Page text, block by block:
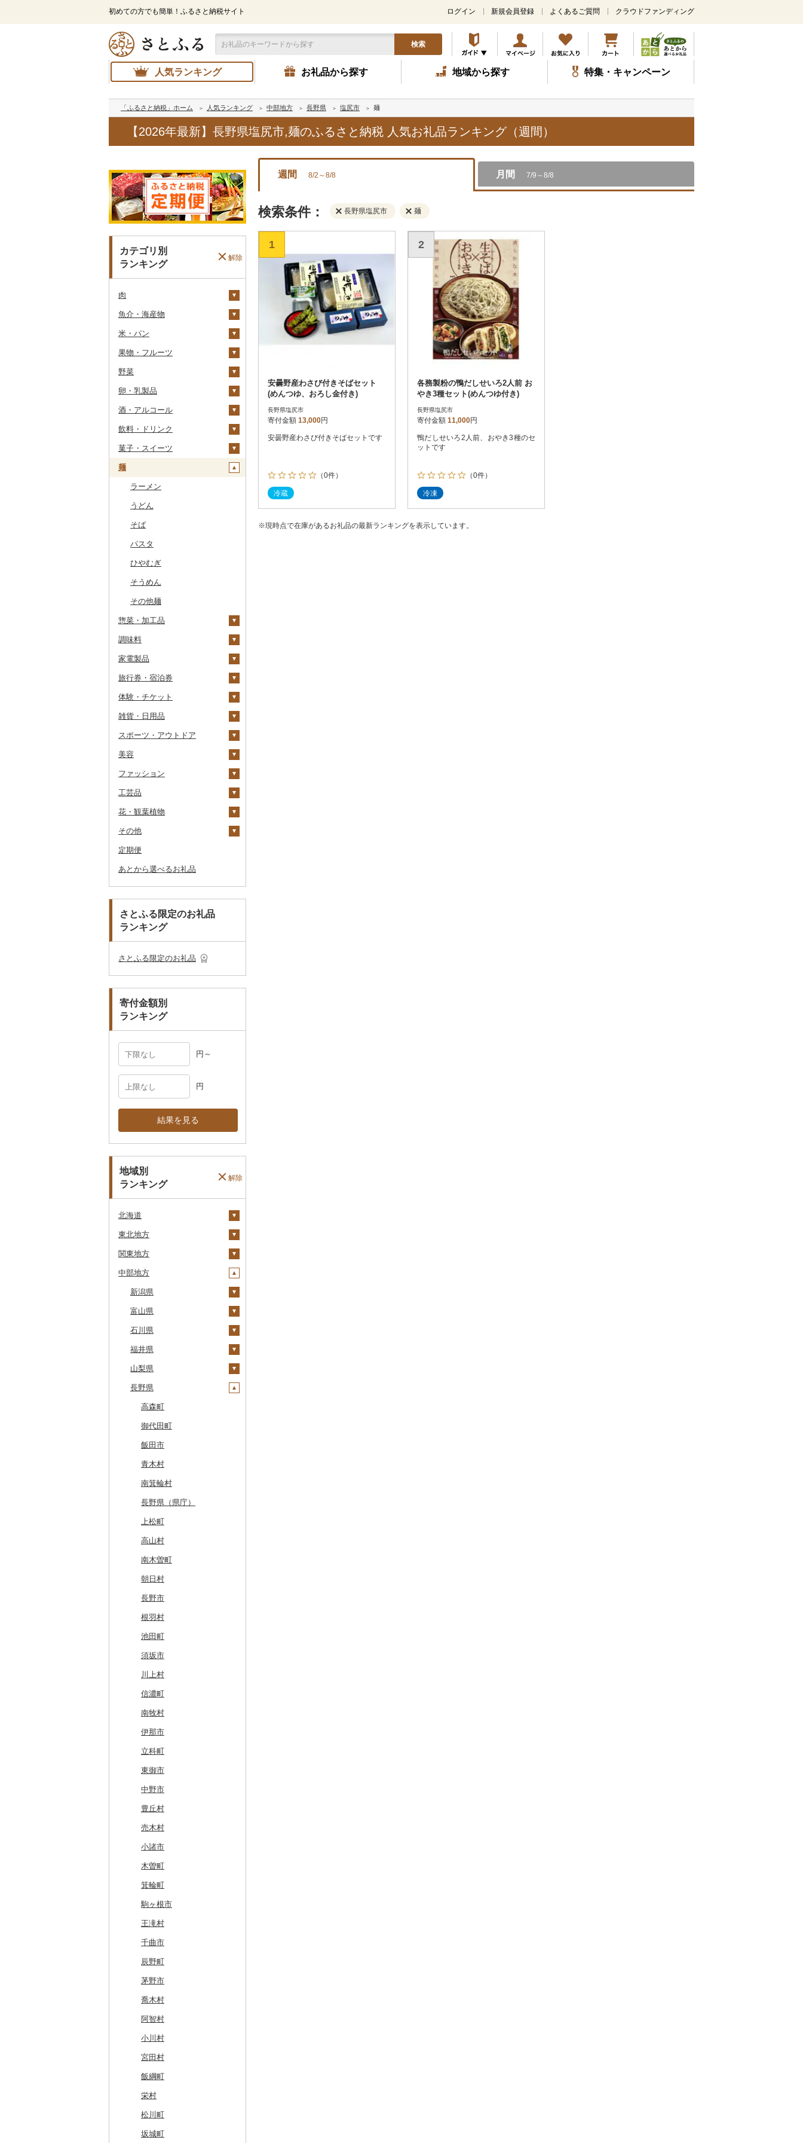
初めての方でも簡単！ふるさと納税サイト
メ
ン
コ
ン
テ
ツ
ッ
プ
ログイン 新規会員登録 よくあるご質問 クラウドファンディング
検索
人気ランキング お礼品から探す 地域から探す 特集・キャンペーン
「ふるさと納税」ホーム 人気ランキング 中部地方 長野県 塩尻市 麺
【2026年最新】長野県塩尻市,麺のふるさと納税 人気お礼品ランキング（週間）
カテゴリ別
ランキング
解除
肉
牛肉（精肉）
ステーキ
すき焼き
焼肉
牛タン
和牛
黒毛和牛
仙台牛
米沢牛
山形牛
常陸牛
上州牛
飛騨牛
近江牛
神戸牛・神戸ビーフ
但馬牛
土佐あかうし
佐賀牛
長崎和牛
あか牛
宮崎牛
牛肉（加工品）
ハンバーグ
ローストビーフ
ビーフジャーキー
その他牛肉（加工品）
豚肉（精肉）
すき焼き
しゃぶしゃぶ
焼肉
アグー豚
豚肉（加工品）
ハンバーグ
もつ鍋
ハム
ソーセージ・ウインナ
ー
ベーコン・サラミ
鶏肉
鶏肉（精肉）
ハム・ソーセージ
唐揚げ
水炊き
地鶏
赤鶏さつま
その他鶏肉
鹿肉
馬肉
羊肉・ラム肉（ジンギス
カン）
鴨肉
魚介・海産物
カニ
ズワイガニ
毛ガニ
かにしゃぶ
その他カニ
エビ
ボタンエビ
伊勢海老
その他エビ
いくら
うに
明太子・たらこ
明太子
たらこ
その他魚卵
数の子
キャビア
その他魚卵
貝
鮑（アワビ）
牡蠣（カキ）
あさり
しじみ
サザエ
はまぐり
その他貝
鮮魚
鮭・サーモン
マグロ
イワシ
カツオ
金目鯛
クエ
くじら
サバ
さんま
鯛
のどぐろ
ふぐ
ブリ
その他鮮魚
イカ・タコ
イカ
タコ
海苔・海藻
海苔
わかめ
ひじき
その他海苔・海藻
干物
ししゃも
その他干物
その他魚介・加工品
しらす・ちりめん
かまぼこ・練り製品
その他魚介・加工品
米・パン
米
無洗米
玄米
金芽米
ゆめぴりか
コシヒカリ
はえぬき
さがびより
あきたこまち
ひとめぼれ
ミルキークィーン
ななつぼし
その他米
雑穀
餅
その他穀物加工品
パン
果物・フルーツ
ぶどう・マスカット
巨峰
ナガノパープル
ピオーネ
デラウェア
その他ぶどう・マスカ
いちご
りんご
もも
メロン
梨
和梨
洋梨・ラフランス
マンゴー
みかん・柑橘
みかん
レモン
不知火・デコポン
せとか
文旦
まどんな
ポンカン
その他柑橘
すいか
キウイ
柿（カキ）
ドライフルーツ
干し柿
干し芋
その他ドライフルーツ
その他果物
びわ
ブルーベリー
パイナップル
栗
その他果物
野菜
いも
じゃがいも
さつまいも
その他いも
トマト
フルーツトマト
ミニトマト
玉ねぎ
ねぎ
根菜
人参
大根
自然薯
レンコン
にんにく・生姜
その他根菜
アスパラガス
豆
きのこ
しいたけ
松茸
その他きのこ
その他野菜
山菜
かぼちゃ
茄子
レタス
その他野菜
卵・乳製品
卵
チーズ
ヨーグルト
バター
その他乳製品
酒・アルコール
ビール・発泡酒
ビール
地ビール・クラフトビ
日本酒
純米吟醸
大吟醸
吟醸
その他日本酒
芋焼酎
麦焼酎
米焼酎
黒糖焼酎
その他焼酎
梅酒
泡盛
ワイン
白ワイン
赤ワイン
シャンパン・スパーク
ウイスキー
リキュール・洋酒
甘酒
ノンアルコール
その他酒
飲料・ドリンク
水・ミネラルウォーター
飲料
コーヒー豆
粉
ドリップ
茶
飲料
茶葉・ティーバッグ
静岡茶
足柄茶
知覧茶
八女茶
その他茶
果汁飲料
りんごジュース
みかんジュース（オレ
紅茶
飲料
茶葉・ティーバッグ
その他飲料・ジュース
野菜ジュース
炭酸飲料
豆乳
その他飲料・ジュース
菓子・スイーツ
クッキー
焼き菓子
プリン
ゼリー
チョコレート
カステラ
アイス・ジェラート
その他洋菓子
煎餅・おかき
羊羹
饅頭
大福
その他和菓子
麺
ラーメン
うどん
そば
パスタ
ひやむぎ
そうめん
その他麺
惣菜・加工品
惣菜
餃子
シュウマイ
コロッケ
その他惣菜
カレー・シチュー
カレー
シチュー
鍋
肉
魚
その他鍋
ピザ
レトルト
スープ
豆腐・納豆
豆腐
漬物
キムチ
その他漬物
缶詰・瓶詰
肉
魚
ジャム
その他缶詰・瓶詰
乾物
燻製（スモーク）
おせち
その他加工品
調味料
砂糖
塩
醤油
味噌
酢
だし
食用油
オリーブオイル
ごま油
はちみつ
ドレッシング
その他調味料
ケチャップ
こしょう
その他調味料
家電製品
季節・空調家電
キッチン家電
照明器具
パソコン・周辺機器
TV・オーディオ・カメラ
美容・健康家電
カー用品
時計
その他家電
旅行券・宿泊券
旅行券
JTBふるさと旅行クー
その他旅行券
宿泊券
体験・チケット
PayPay商品券
食事券
温泉・サウナ・スパ利用
券
GDOふるさとゴルフ
プレークーポン
その他のゴルフプレー
花火大会チケット
カタログギフト
雑貨・日用品
家具・インテリア
机・テーブル
その他家具・インテリ
寝具
布団
毛布
タオルケット
タオル
その他タオル
文房具・印鑑
ボールペン
ノート・ファイル
その他文房具
食器
グラス・カップ
箸
スプーン・フォーク・
ナイフ
皿・椀
その他食器
キッチン用品
フライパン
鍋
まな板
土鍋
日用品
洗剤
トイレットペーパー
ティッシュ
その他日用品
楽器・器材
本・CD・DVD
おもちゃ・ぬいぐるみ
ご当地キャラクター
ペット用品
その他雑貨
スポーツ・アウトドア
ゴルフ
ゴルフボール
ゴルフウェア
その他ゴルフ
釣り
サイクリング
アウトドア・キャンプ
その他スポーツ
その他スポーツ
美容
スキンケア
洗顔
その他スキンケア
シャンプー・リンス
石鹸・ボディーソープ
入浴剤
アロマ
プロテイン
その他美容
ファッション
鞄・バッグ
トートバッグ・ショル
ツケース
その他鞄・バッグ
洋服
女性・レディース
子供・ベビー
その他洋服
和服
靴・履物
靴・シューズ
スリッパ・下駄・草履
その他靴・履物
アクセサリー
ペンダント・ネックレ
ス
ピアス・イヤリング
その他アクセサリー
その他服飾小物
ショール・ストール
マフラー・手袋
工芸品
織物
本場奄美大島紬
陶器・漆器
唐津焼
備前焼
美濃焼
村上木彫堆朱
その他装飾品・工芸品
数珠
工芸品
播州そろばん
美濃和紙
花・観葉植物
観葉植物・苗木
花
胡蝶蘭
造花・プリザーブドフ
ラワー
その他花
盆栽・その他
その他
地域サービス
その他
定期便
あとから選べるお礼品
さとふる限定のお礼品
ランキング
さとふる限定のお礼品
寄付金額別
ランキング
円～
円
結果を見る
地域別
ランキング
解除
北海道
安平町
八雲町
鹿部町
江差町
白老町
せたな町
旭川市
森町
稚内市
標津町
清里町
北斗市
留萌市
白糠町
釧路町
名寄市
美唄市
厚岸町
南富良野町
上富良野町
和寒町
紋別市
乙部町
根室市
三笠市
東川町
厚真町
奥尻町
網走市
浦河町
広尾町
中札内村
滝川市
比布町
鶴居村
釧路市
苫前町
当別町
占冠村
上士幌町
平取町
七飯町
北見市
登別市
訓子府町
室蘭市
士幌町
倶知安町
東北地方
青森県
十和田市
大鰐町
南部町
五戸町
藤崎町
六ヶ所村
東北町
三戸町
東通村
黒石市
おいらせ町
鶴田町
階上町
深浦町
青森市
田子町
新郷村
横浜町
野辺地町
佐井村
六戸町
五所川原市
平川市
蓬田村
中泊町
外ヶ浜町
つがる市
弘前市
鰺ヶ沢町
むつ市
田舎館村
青森県（県庁）
三沢市
西目屋村
岩手県
宮古市
軽米町
岩手町
矢巾町
釜石市
野田村
普代村
一戸町
陸前高田市
紫波町
滝沢市
住田町
葛巻町
花巻市
岩泉町
田野畑村
盛岡市
遠野市
奥州市
雫石町
岩手県（県庁）
一関市
久慈市
西和賀町
北上市
平泉町
洋野町
大船渡市
山田町
大槌町
宮城県
柴田町
色麻町
丸森町
大衡村
加美町
利府町
白石市
登米市
山元町
名取市
川崎町
村田町
栗原市
富谷市
岩沼市
七ヶ宿町
大崎市
塩竈市
石巻市
多賀城市
宮城県（県庁）
亘理町
蔵王町
女川町
気仙沼市
美里町
松島町
大和町
大郷町
南三陸町
仙台市
大河原町
角田市
涌谷町
東松島市
秋田県
大潟村
横手市
能代市
小坂町
仙北市
井川町
潟上市
三種町
藤里町
湯沢市
大館市
由利本荘市
にかほ市
羽後町
秋田県（県庁）
秋田市
男鹿市
美郷町
東成瀬村
五城目町
北秋田市
八峰町
鹿角市
大仙市
八郎潟町
山形県
村山市
尾花沢市
上山市
河北町
酒田市
新庄市
長井市
小国町
南陽市
中山町
庄内町
大石田町
川西町
鶴岡市
山形県（県庁）
金山町
東根市
飯豊町
鮭川村
大蔵村
山辺町
戸沢村
舟形町
最上町
真室川町
寒河江市
西川町
高畠町
山形市
三川町
大江町
米沢市
福島県
天栄村
広野町
鏡石町
須賀川市
小野町
棚倉町
古殿町
昭和村
下郷町
西郷村
二本松市
猪苗代町
川俣町
郡山市
西会津町
玉川村
いわき市
南会津町
田村市
磐梯町
三春町
本宮市
柳津町
鮫川村
福島市
新地町
葛尾村
三島町
桑折町
矢吹町
国見町
檜枝岐村
喜多方市
南相馬市
会津若松市
大熊町
浅川町
相馬市
中島村
伊達市
川内村
関東地方
茨城県
土浦市
取手市
つくば市
稲敷市
潮来市
五霞町
北茨城市
境町
かすみがうら市
牛久市
常陸太田市
つくばみらい市
下妻市
茨城町
神栖市
常総市
東海村
美浦村
大洗町
河内町
ひたちなか市
龍ケ崎市
守谷市
常陸大宮市
笠間市
行方市
結城市
城里町
水戸市
鉾田市
桜川市
石岡市
茨城県（県庁）
坂東市
小美玉市
日立市
大子町
鹿嶋市
阿見町
那珂市
筑西市
八千代町
古河市
栃木県
那須塩原市
市貝町
塩谷町
上三川町
佐野市
真岡市
高根沢町
大田原市
栃木市
日光市
小山市
宇都宮市
栃木県（県庁）
那珂川町
茂木町
那須烏山市
矢板市
さくら市
足利市
那須町
鹿沼市
下野市
益子町
芳賀町
野木町
群馬県
榛東村
下仁田町
玉村町
安中市
川場村
昭和村
甘楽町
明和町
沼田市
桐生市
吉岡町
太田市
高山村
みどり市
千代田町
みなかみ町
片品村
富岡市
館林市
伊勢崎市
東吾妻町
前橋市
藤岡市
邑楽町
板倉町
嬬恋村
草津町
高崎市
群馬県（県庁）
大泉町
長野原町
中之条町
埼玉県
春日部市
蕨市
戸田市
毛呂山町
久喜市
ふじみ野市
川島町
上里町
川口市
飯能市
長瀞町
羽生市
小鹿野町
坂戸市
鳩山町
埼玉県（県庁）
神川町
東秩父村
横瀬町
三芳町
幸手市
日高市
蓮田市
川越市
宮代町
吉見町
東松山市
入間市
志木市
北本市
桶川市
加須市
三郷市
八潮市
越生町
さいたま市
鴻巣市
嵐山町
越谷市
小川町
滑川町
本庄市
千葉県
勝浦市
袖ケ浦市
我孫子市
長柄町
芝山町
八千代市
横芝光町
多古町
白子町
栄町
香取市
習志野市
銚子市
君津市
旭市
南房総市
八街市
東金市
九十九里町
いすみ市
東庄町
館山市
大網白里市
一宮町
佐倉市
木更津市
茂原市
野田市
山武市
鴨川市
印西市
神崎町
船橋市
千葉市
白井市
成田市
富津市
浦安市
松戸市
柏市
匝瑳市
東京都
八王子市
日野市
昭島市
武蔵村山市
葛飾区
小金井市
墨田区
東久留米市
利島村
瑞穂町
大島町
府中市
国分寺市
東村山市
中央区
あきる野市
中野区
荒川区
北区
多摩市
稲城市
世田谷区
日の出町
板橋区
渋谷区
千代田区
新宿区
江東区
青梅市
国立市
品川区
福生市
小平市
文京区
大田区
豊島区
西東京市
羽村市
神奈川県
南足柄市
松田町
大井町
中井町
愛川町
山北町
真鶴町
清川村
開成町
藤沢市
神奈川県（県庁）
鎌倉市
大和市
伊勢原市
小田原市
湯河原町
秦野市
綾瀬市
横須賀市
三浦市
大磯町
箱根町
横浜市
茅ヶ崎市
川崎市
厚木市
海老名市
相模原市
座間市
二宮町
中部地方
新潟県
十日町市
弥彦村
阿賀町
出雲崎町
魚沼市
佐渡市
燕市
南魚沼市
関川村
新発田市
加茂市
小千谷市
田上町
五泉市
三条市
見附市
糸魚川市
胎内市
上越市
阿賀野市
津南町
新潟県（県庁）
柏崎市
村上市
妙高市
聖籠町
刈羽村
湯沢町
新潟市
富山県
射水市
氷見市
朝日町
高岡市
魚津市
砺波市
入善町
黒部市
立山町
富山県（県庁）
小矢部市
滑川市
富山市
南砺市
石川県
羽咋市
七尾市
白山市
穴水町
輪島市
中能登町
石川県（県庁）
野々市市
能登町
能美市
津幡町
宝達志水町
金沢市
内灘町
かほく市
小松市
志賀町
加賀市
福井県
美浜町
小浜市
越前町
若狭町
鯖江市
高浜町
勝山市
福井県（県庁）
越前市
坂井市
あわら市
福井市
大野市
敦賀市
おおい町
永平寺町
山梨県
富士吉田市
甲斐市
山梨市
富士川町
大月市
富士河口湖町
韮崎市
南アルプス市
市川三郷町
都留市
山梨県（県庁）
道志村
忍野村
笛吹市
中央市
北杜市
鳴沢村
西桂町
身延町
早川町
南部町
昭和町
甲府市
甲州市
丹波山村
長野県
高森町
御代田町
飯田市
青木村
南箕輪村
長野県（県庁）
上松町
高山村
南木曽町
朝日村
長野市
根羽村
池田町
須坂市
川上村
信濃町
南牧村
伊那市
立科町
東御市
中野市
豊丘村
売木村
小諸市
木曽町
箕輪町
駒ヶ根市
王滝村
千曲市
辰野町
茅野市
喬木村
阿智村
小川村
宮田村
飯綱町
栄村
松川町
坂城町
週間 8/2～8/8 月間 7/9～8/8
検索条件： 長野県塩尻市 麺
1
安曇野産わさび付きそばセット
(めんつゆ、おろし金付き)
長野県塩尻市
寄付金額 13,000円
安曇野産わさび付きそばセットです
（0件）
冷蔵
2
各務製粉の鴨だしせいろ2人前 お
やき3種セット(めんつゆ付き)
長野県塩尻市
寄付金額 11,000円
鴨だしせいろ2人前、おやき3種のセ
ットです
（0件）
冷凍
※現時点で在庫があるお礼品の最新ランキングを表示しています。